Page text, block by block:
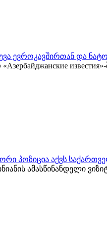
ევროკავშირთან და
известия»-
პოზიცია აქვს
ამასწინანდელი